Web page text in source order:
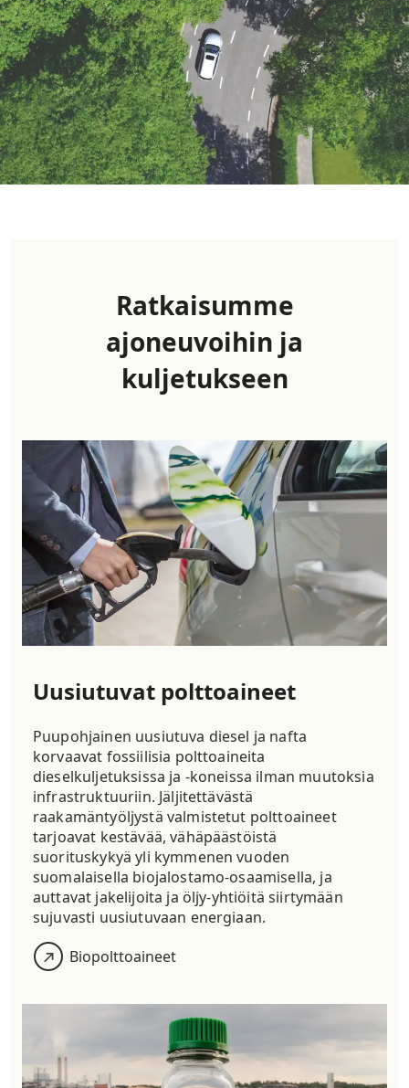
Ratkaisumme
ajoneuvoihin ja
kuljetukseen
Uusiutuvat polttoaineet
Puupohjainen uusiutuva diesel ja nafta
korvaavat fossiilisia polttoaineita
dieselkuljetuksissa ja -koneissa ilman muutoksia
infrastruktuuriin. Jäljitettävästä
raakamäntyöljystä valmistetut polttoaineet
tarjoavat kestävää, vähäpäästöistä
suorituskykyä yli kymmenen vuoden
suomalaisella biojalostamo-osaamisella, ja
auttavat jakelijoita ja öljy-yhtiöitä siirtymään
sujuvasti uusiutuvaan energiaan.
Biopolttoaineet